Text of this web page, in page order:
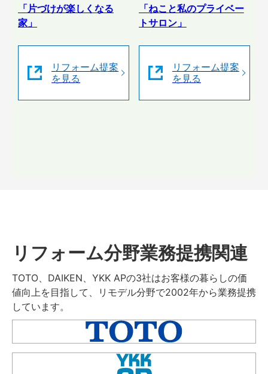
「片づけが楽しくなる
家」
リフォーム提案
を見る
「ねこと私のプライベー
トサロン」
リフォーム提案
を見る
リフォーム分野業務提携関連
TOTO、DAIKEN、YKK APの3社はお客様の暮らしの価
値向上を目指して、リモデル分野で2002年から業務提携
しています。